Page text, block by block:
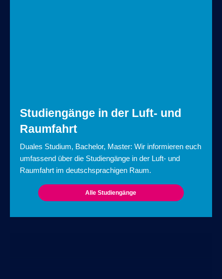
Studiengänge in der Luft- und
Raumfahrt
Duales Studium, Bachelor, Master: Wir informieren euch
umfassend über die Studiengänge in der Luft- und
Raumfahrt im deutschsprachigen Raum.
Alle Studiengänge